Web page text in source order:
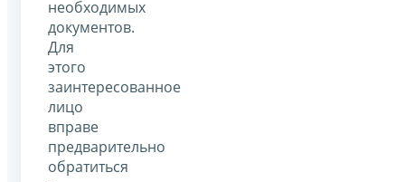
необходимых
документов.
Для
этого
заинтересованное
лицо
вправе
предварительно
обратиться